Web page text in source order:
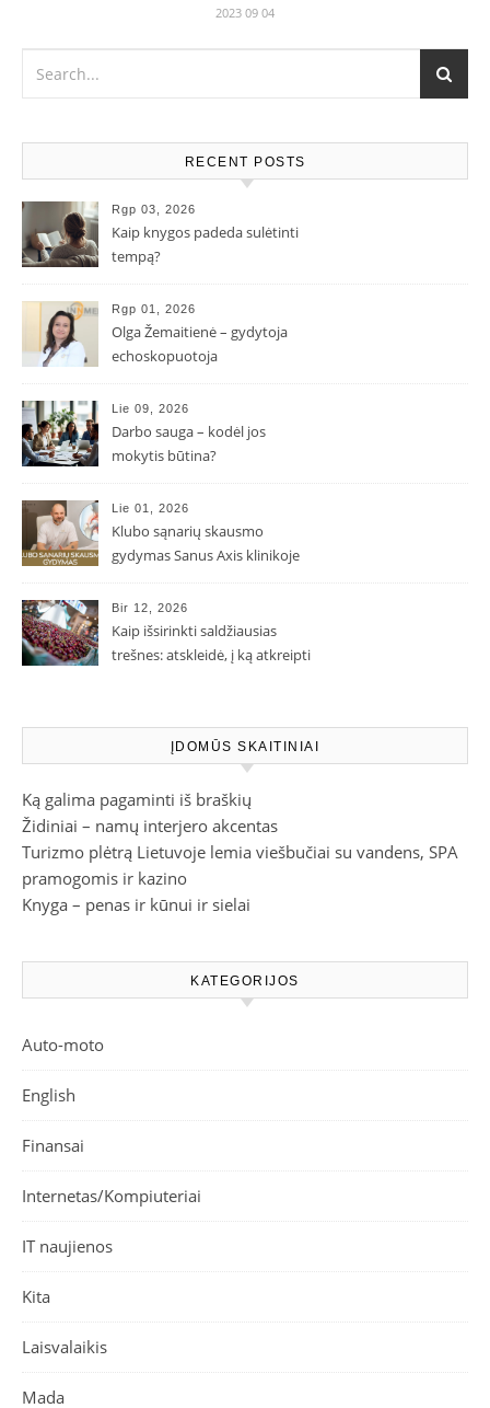
2023 09 04
RECENT POSTS
Rgp 03, 2026
Kaip knygos padeda sulėtinti
tempą?
Rgp 01, 2026
Olga Žemaitienė – gydytoja
echoskopuotoja
Lie 09, 2026
Darbo sauga – kodėl jos
mokytis būtina?
Lie 01, 2026
Klubo sąnarių skausmo
gydymas Sanus Axis klinikoje
Bir 12, 2026
Kaip išsirinkti saldžiausias
trešnes: atskleidė, į ką atkreipti
ĮDOMŪS SKAITINIAI
Ką galima pagaminti iš braškių
Židiniai – namų interjero akcentas
Turizmo plėtrą Lietuvoje lemia viešbučiai su vandens, SPA
pramogomis ir kazino
Knyga – penas ir kūnui ir sielai
KATEGORIJOS
Auto-moto
English
Finansai
Internetas/Kompiuteriai
IT naujienos
Kita
Laisvalaikis
Mada